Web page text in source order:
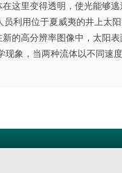
这里变得透明，使光能够
利用位于夏威夷的井上太
的高分辨率图像中，太阳
象，当两种流体以不同速